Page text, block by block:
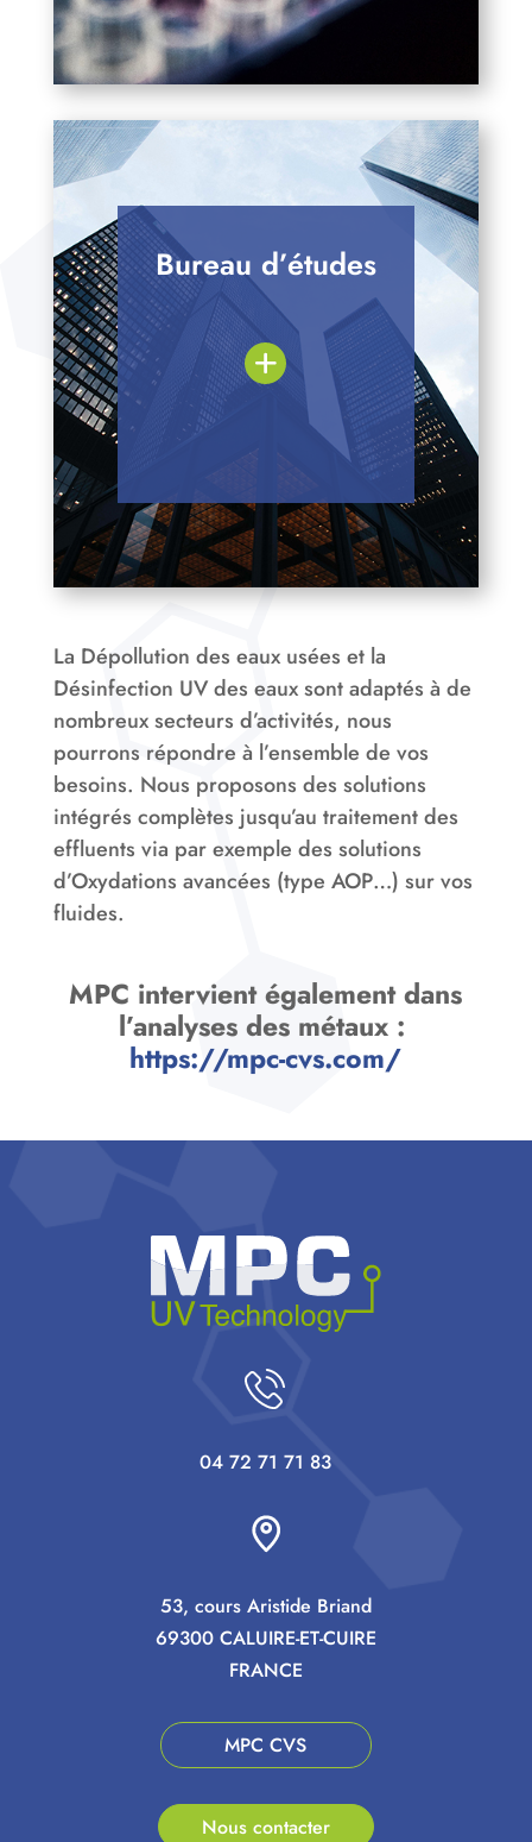
Bureau d’études
La Dépollution des eaux usées et la
Désinfection UV des eaux sont adaptés à de
nombreux secteurs d’activités, nous
pourrons répondre à l’ensemble de vos
besoins. Nous proposons des solutions
intégrés complètes jusqu’au traitement des
effluents via par exemple des solutions
d’Oxydations avancées (type AOP…) sur vos
fluides.
MPC intervient également dans
l’analyses des métaux :
https://mpc-cvs.com/
04 72 71 71 83
53, cours Aristide Briand
69300 CALUIRE-ET-CUIRE
FRANCE
MPC CVS
Nous contacter